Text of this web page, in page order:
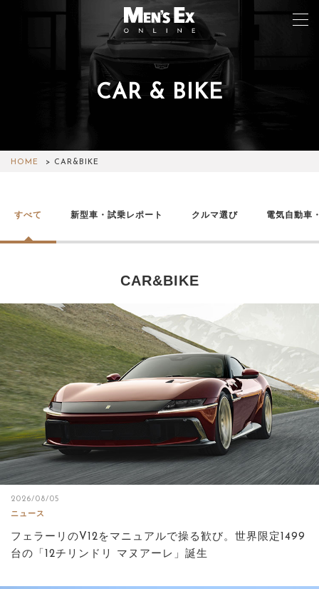
CAR & BIKE
HOME CAR&BIKE
すべて 新型車・試乗レポート クルマ選び 電気自動車
CAR&BIKE
2026/08/05
ニュース
フェラーリのV12をマニュアルで操る歓び。世界限定1499
台の「12チリンドリ マヌアーレ」誕生
WATCH
LIFESTYLE
ABOUT SITE
サイトマップ